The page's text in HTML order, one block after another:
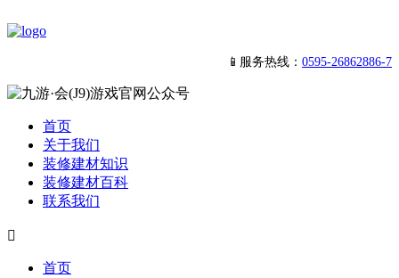
📱服务热线： 0595-26862886-7
首页
关于我们
装修建材知识
装修建材百科
联系我们

首页